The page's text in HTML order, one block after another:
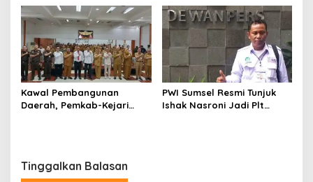
Kelola Keuangan
Kawal Pembangunan
Daerah, Pemkab-Kejari
PWI Sumsel Resmi Tunjuk
Ishak Nasroni Jadi Plt
Tinggalkan Balasan